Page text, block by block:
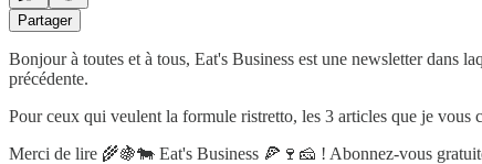
Partager
Bonjour à toutes et à tous, Eat's Business est une newsletter dans
précédente.
Pour ceux qui veulent la formule ristretto, les 3 articles que je vous
Merci de lire 🌾🍇🐄 Eat's Business 🍕🍷🧀 ! Abonnez-vous